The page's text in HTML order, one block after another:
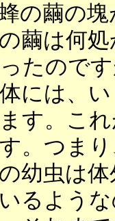
の繭の
繭は何
たので
には、
す。こ
。つま
幼虫は
るよう